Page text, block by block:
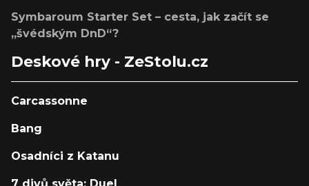
Symbaroum Starter Set – cesta, jak začít se
„švédským DnD“?
Deskové hry - ZeStolu.cz
Carcassonne
Bang
Osadníci z Katanu